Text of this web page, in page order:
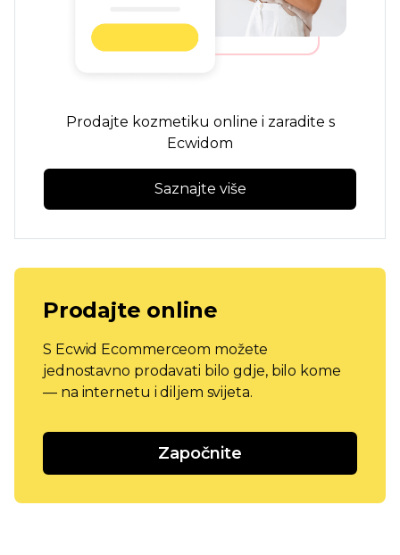
Prodajte kozmetiku online i zaradite s
Ecwidom
Saznajte više
Prodajte online
S Ecwid Ecommerceom možete
jednostavno prodavati bilo gdje, bilo kome
— na internetu i diljem svijeta.
Započnite